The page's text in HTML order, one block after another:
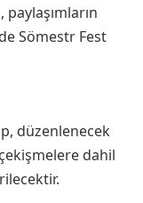
Sömestr Fest
düzenlenecek
dahil